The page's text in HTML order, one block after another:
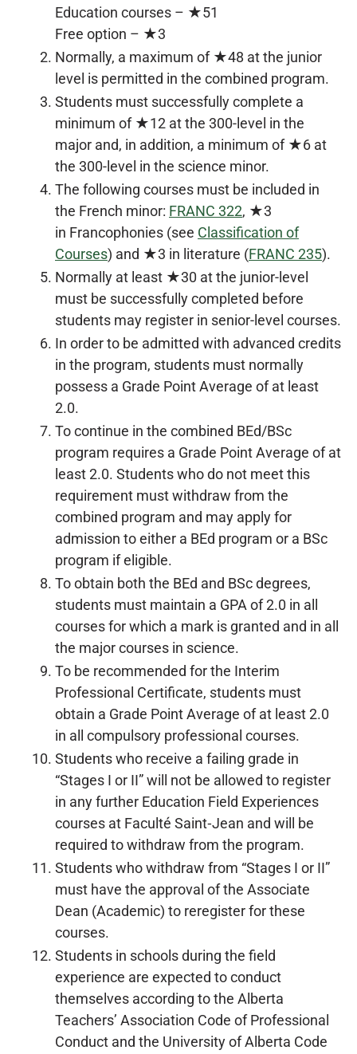
Education courses – ★51
Free option – ★3
Normally, a maximum of ★48 at the junior
level is permitted in the combined program.
Students must successfully complete a
minimum of ★12 at the 300-level in the
major and, in addition, a minimum of ★6 at
the 300-level in the science minor.
The following courses must be included in
the French minor: FRANC 322, ★3
in Francophonies (see Classification of
Courses) and ★3 in literature (FRANC 235).
Normally at least ★30 at the junior-level
must be successfully completed before
students may register in senior-level courses.
In order to be admitted with advanced credits
in the program, students must normally
possess a Grade Point Average of at least
2.0.
To continue in the combined BEd/BSc
program requires a Grade Point Average of at
least 2.0. Students who do not meet this
requirement must withdraw from the
combined program and may apply for
admission to either a BEd program or a BSc
program if eligible.
To obtain both the BEd and BSc degrees,
students must maintain a GPA of 2.0 in all
courses for which a mark is granted and in all
the major courses in science.
To be recommended for the Interim
Professional Certificate, students must
obtain a Grade Point Average of at least 2.0
in all compulsory professional courses.
Students who receive a failing grade in
“Stages I or II” will not be allowed to register
in any further Education Field Experiences
courses at Faculté Saint‑Jean and will be
required to withdraw from the program.
Students who withdraw from “Stages I or II”
must have the approval of the Associate
Dean (Academic) to reregister for these
courses.
Students in schools during the field
experience are expected to conduct
themselves according to the Alberta
Teachers’ Association Code of Professional
Conduct and the University of Alberta Code